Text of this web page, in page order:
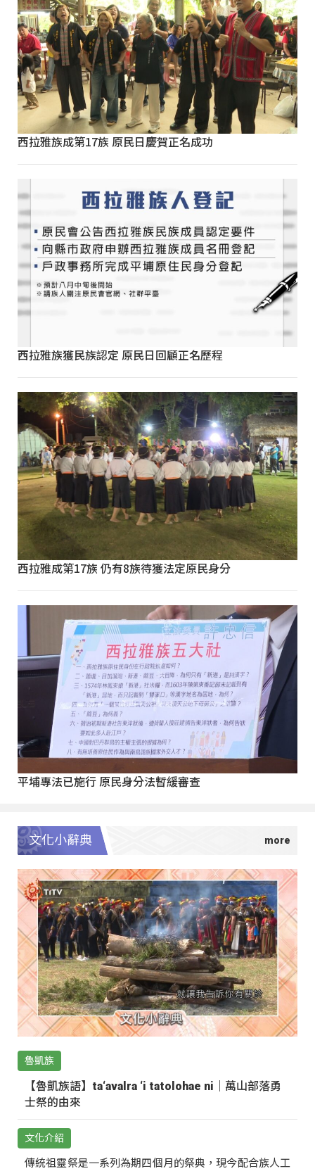
西拉雅族成第17族 原民日慶賀正名成功
西拉雅族獲民族認定 原民日回顧正名歷程
西拉雅成第17族 仍有8族待獲法定原民身分
平埔專法已施行 原民身分法暫緩審查
文化小辭典
魯凱族
【魯凱族語】ta‘avalra ‘i tatolohae ni｜萬山部落勇
士祭的由來
文化介紹
傳統祖靈祭是一系列為期四個月的祭典，現今配合族人工